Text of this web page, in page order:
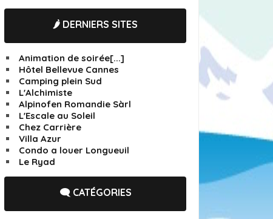
🌶️ DERNIERS SITES
Animation de soirée[...]
Hôtel Bellevue Cannes
Camping plein Sud
L'Alchimiste
Alpinofen Romandie Sàrl
L'Escale au Soleil
Chez Carrière
Villa Azur
Condo a louer Longueuil
Le Ryad
🗨️ CATÉGORIES